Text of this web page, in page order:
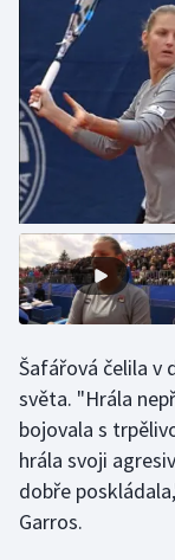
Ragby
Rychlobruslení
Rychlostní
Short track
Sportovní
Stolní tenis
Triatlon
Veslování
Vodní slalom
Volejbal
Šafářová čelila v
světa. "Hrála
bojovala s
hrála svoji
dobře
Garros.